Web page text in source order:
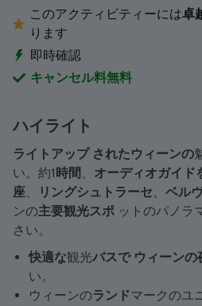
このアクティビティーには卓
ります
即時確認
キャンセル料無料
ハイライト
ライトアップ されたウィーンの
い。約1時間 、 オーディオガイド
座、 リングシュトラーセ、 ベル
ンの主要観光スポ ットのパノラ
さい。
快適な観光バスで ウィーンの
い。
ウィーンのランドマークのユ